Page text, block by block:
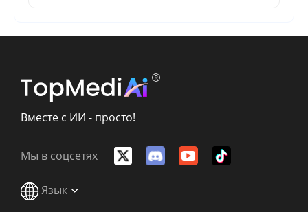
Вместе с ИИ - просто!
Мы в соцсетях
Язык